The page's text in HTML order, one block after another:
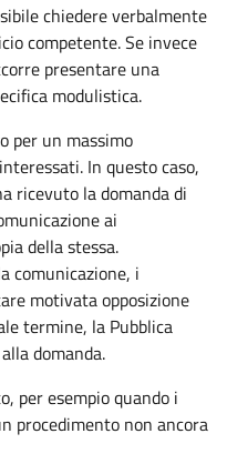
chiedere verbalmente
competente. Se invece
presentare una
modulistica.
per un massimo
In questo caso,
ricevuto la domanda di
ai
della stessa.
comunicazione, i
motivata opposizione
termine, la Pubblica
domanda.
per esempio quando i
procedimento non ancora